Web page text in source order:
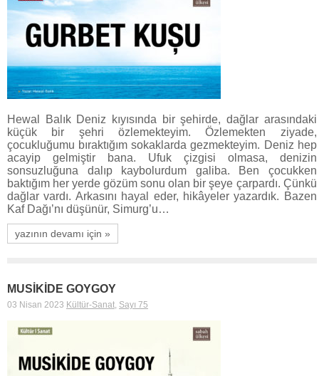
Hewal Balık Deniz kıyısında bir şehirde, dağlar arasındaki
küçük bir şehri özlemekteyim. Özlemekten ziyade,
çocukluğumu bıraktığım sokaklarda gezmekteyim. Deniz hep
acayip gelmiştir bana. Ufuk çizgisi olmasa, denizin
sonsuzluğuna dalıp kaybolurdum galiba. Ben çocukken
baktığım her yerde gözüm sonu olan bir şeye çarpardı. Çünkü
dağlar vardı. Arkasını hayal eder, hikâyeler yazardık. Bazen
Kaf Dağı’nı düşünür, Simurg’u…
yazının devamı için »
MUSİKİDE GOYGOY
03 Nisan 2023 Kültür-Sanat, Sayı 75